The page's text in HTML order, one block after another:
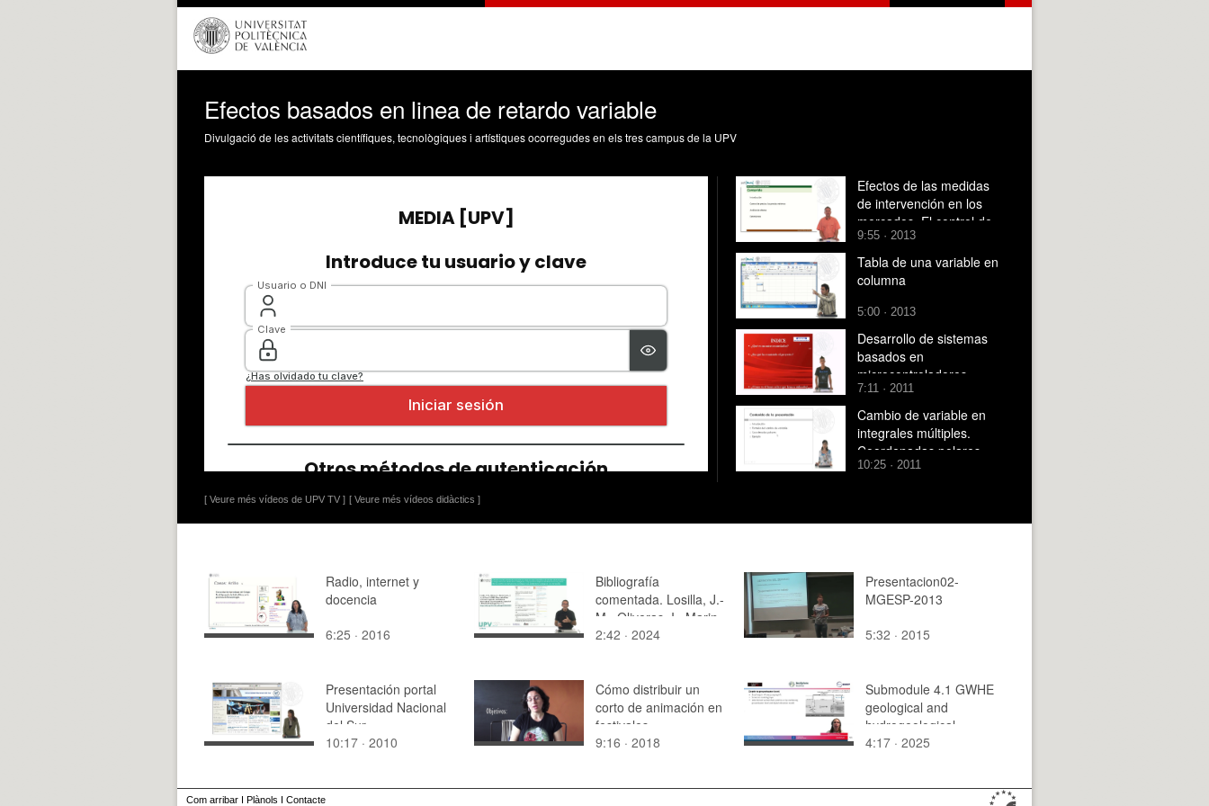
Efectos basados en linea de retardo variable
Divulgació de les activitats científiques, tecnològiques i artístiques ocorregudes en els tres campus de la UPV
[ Veure més vídeos de UPV TV ] [ Veure més vídeos didàctics ]
Efectos de las medidas
de intervención en los
mercados. El control de
precios: los precios
mínimos
9:55 · 2013
Tabla de una variable en
columna
5:00 · 2013
Desarrollo de sistemas
basados en
microcontroladores
7:11 · 2011
Cambio de variable en
integrales múltiples.
Coordenadas polares
10:25 · 2011
Radio, internet y
docencia
6:25 · 2016
Bibliografía
comentada. Losilla, J.-
M., Oliveras, I., Marin-
Garcia, J. A., & Vives,
opposite conclusions
in observational
research synthesis
2:42 · 2024
Presentacion02-
MGESP-2013
5:32 · 2015
Presentación portal
Universidad Nacional
del Sur
10:17 · 2010
Cómo distribuir un
corto de animación en
festivales
9:16 · 2018
Submodule 4.1 GWHE
geological and
hydrogeological
conditions_Steiner_Pa
4:17 · 2025
Com arribar I Plànols I Contacte